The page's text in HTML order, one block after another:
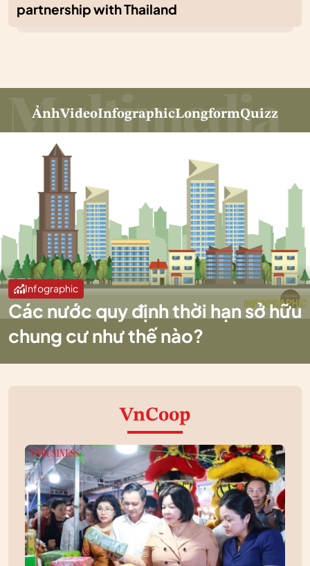
partnership with Thailand
ẢnhVideoInfographicLongformQuizz
Infographic
Các nước quy định thời hạn sở hữu
chung cư như thế nào?
VnCoop